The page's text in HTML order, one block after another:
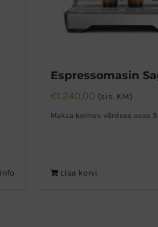
€1.240,00 (sis. KM)
Maksa kolmes võrdses osas
Lisa korvi